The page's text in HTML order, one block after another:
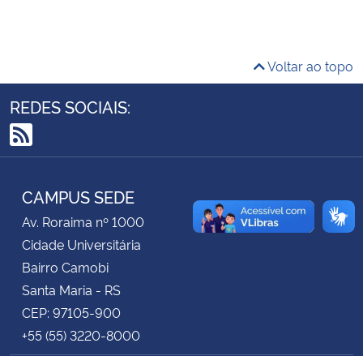
Ministério do Desenvolvimento Regional
Ministério da Mulher, da Família e dos Direitos Humanos
Secretaria-Geral
Secretaria de Governo
Gabinete de Segurança Institucional
Voltar ao topo
REDES SOCIAIS:
RSS
CAMPUS SEDE
Av. Roraima nº 1000
Cidade Universitária
Bairro Camobi
Santa Maria - RS
CEP: 97105-900
+55 (55) 3220-8000